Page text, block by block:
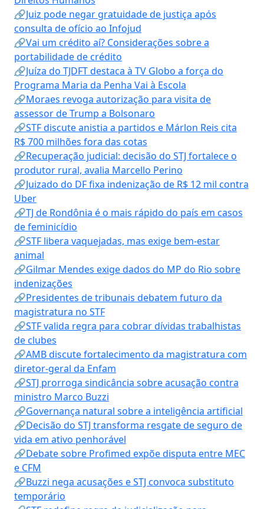
🔗Juiz pode negar gratuidade de justiça após
consulta de ofício ao Infojud
🔗Vai um crédito aí? Considerações sobre a
portabilidade de crédito
🔗Juíza do TJDFT destaca à TV Globo a força do
Programa Maria da Penha Vai à Escola
🔗Moraes revoga autorização para visita de
assessor de Trump a Bolsonaro
🔗STF discute anistia a partidos e Márlon Reis cita
R$ 700 milhões fora das cotas
🔗Recuperação judicial: decisão do STJ fortalece o
produtor rural, avalia Marcello Perino
🔗Juizado do DF fixa indenização de R$ 12 mil contra
Uber
🔗TJ de Rondônia é o mais rápido do país em casos
de feminicídio
🔗STF libera vaquejadas, mas exige bem-estar
animal
🔗Gilmar Mendes exige dados do MP do Rio sobre
indenizações
🔗Presidentes de tribunais debatem futuro da
magistratura no STF
🔗STF valida regra para cobrar dívidas trabalhistas
de clubes
🔗AMB discute fortalecimento da magistratura com
diretor-geral da Enfam
🔗STJ prorroga sindicância sobre acusação contra
ministro Marco Buzzi
🔗Governança natural sobre a inteligência artificial
🔗Decisão do STJ transforma resgate de seguro de
vida em ativo penhorável
🔗Debate sobre Profimed expõe disputa entre MEC
e CFM
🔗Buzzi nega acusações e STJ convoca substituto
temporário